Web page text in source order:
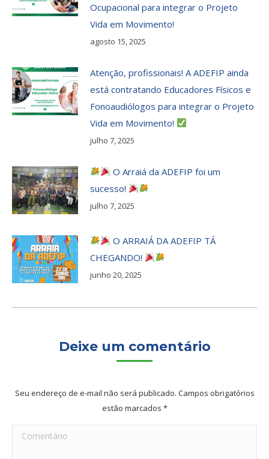
Ocupacional para integrar o Projeto
Vida em Movimento!
agosto 15, 2025
Atenção, profissionais! A ADEFIP ainda
está contratando Educadores Físicos e
Fonoaudiólogos para integrar o Projeto
Vida em Movimento!
julho 7, 2025
O Arraiá da ADEFIP foi um
sucesso!
julho 7, 2025
O ARRAIÁ DA ADEFIP TÁ
CHEGANDO!
junho 20, 2025
Deixe um comentário
Seu endereço de e-mail não será publicado. Campos obrigatórios
estão marcados *
Comentário